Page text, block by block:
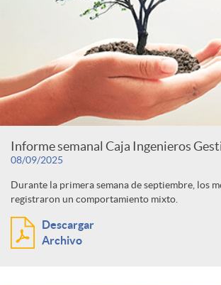
Informe semanal Caja Ingenieros
08/09/2025
Durante la primera semana de septiembre, los
registraron un comportamiento mixto.
Descargar
Archivo